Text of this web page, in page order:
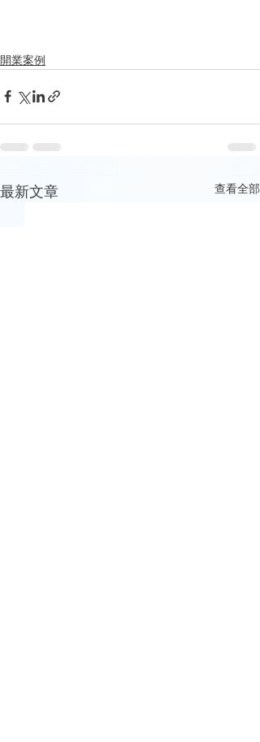
開業案例
最新文章 查看全部